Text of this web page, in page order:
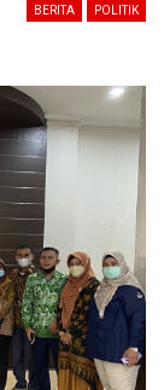
BERITA POLITIK